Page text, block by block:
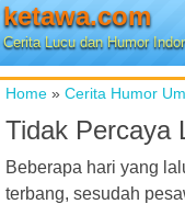
ketawa.com
Cerita Lucu dan Humor
Home » Cerita Humor
Tidak Percaya
Beberapa hari yang
terbang, sesudah